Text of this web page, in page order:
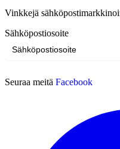
Vinkkejä
Sähköpostiosoite
Seuraa meitä Facebook